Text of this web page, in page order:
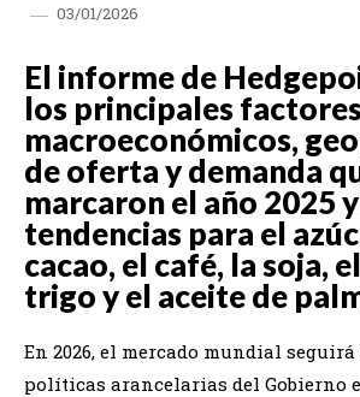
03/01/2026
El informe de
los principales
macroeconómicos,
de oferta y demanda
marcaron el año 2025
tendencias para el
cacao, el café, la soja,
trigo y el aceite de
En 2026, el mercado mundial
políticas arancelarias del Gobierno